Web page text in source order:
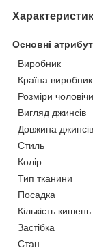
Основні
Виробник
Країна виробник
Розміри
Вигляд джинсів
Довжина
Стиль
Колір
Тип тканини
Посадка
Кількість кишень
Застібка
Стан